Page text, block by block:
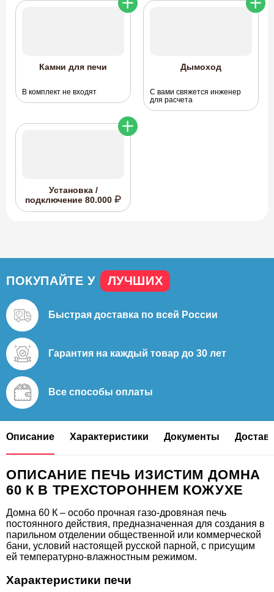
Камни для печи
В комплект не входят
Дымоход
С вами свяжется инженер
для расчета
Установка /
подключение 80.000
ПОКУПАЙТЕ У ЛУЧШИХ
Быстрая доставка по всей России
Гарантия на каждый товар до 30 лет
Все способы оплаты
Описание Характеристики Документы
ОПИСАНИЕ ПЕЧЬ ИЗИСТИМ ДОМНА
60 К В ТРЕХСТОРОННЕМ КОЖУХЕ
Домна 60 К – особо прочная газо-дровяная печь
постоянного действия, предназначенная для создания в
парильном отделении общественной или коммерческой
бани, условий настоящей русской парной, с присущим
ей температурно-влажностным режимом.
Характеристики печи